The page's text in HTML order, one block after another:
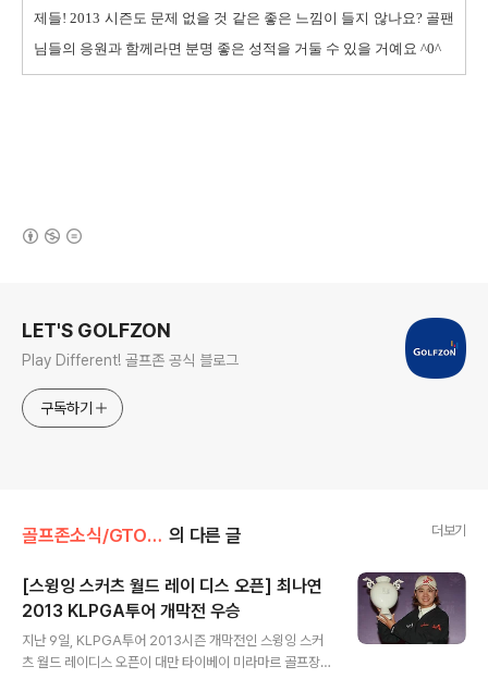
제들! 2013 시즌도 문제 없을 것 같은 좋은 느낌이 들지 않나요? 골팬
님들의 응원과 함께라면 분명 좋은 성적을 거둘 수 있을 거예요 ^0^
LET'S GOLFZON
Play Different! 골프존 공식 블로그
구독하기
골프존소식/GTOUR 의 다른 글 더보기
[스윙잉 스커츠 월드 레이 디스 오픈] 최나연
2013 KLPGA투어 개막전 우승
지난 9일, KLPGA투어 2013시즌 개막전인 스윙잉 스커
츠 월드 레이디스 오픈이 대만 타이베이 미라마르 골프장